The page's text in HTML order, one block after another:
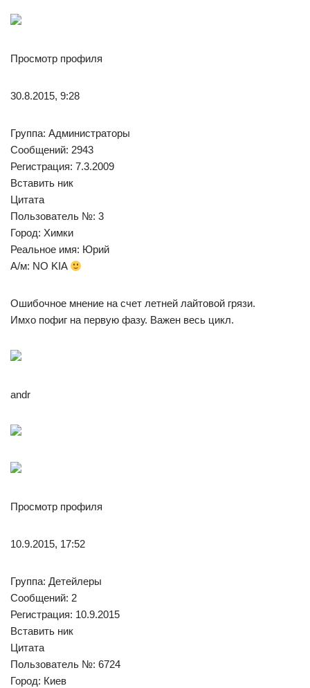
Просмотр профиля
30.8.2015, 9:28
Группа: Администраторы
Сообщений: 2943
Регистрация: 7.3.2009
Вставить ник
Цитата
Пользователь №: 3
Город: Химки
Реальное имя: Юрий
А/м: NO KIA
Ошибочное мнение на счет летней лайтовой грязи.
Имхо пофиг на первую фазу. Важен весь цикл.
andr
Просмотр профиля
10.9.2015, 17:52
Группа: Детейлеры
Сообщений: 2
Регистрация: 10.9.2015
Вставить ник
Цитата
Пользователь №: 6724
Город: Киев